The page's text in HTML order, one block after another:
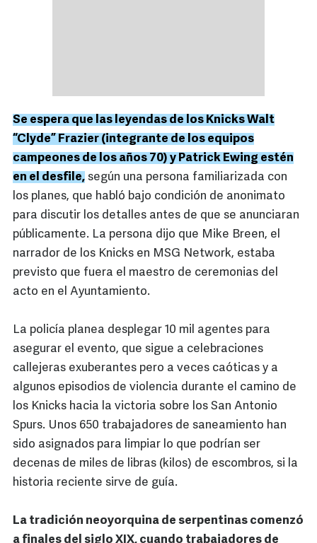
Se espera que las leyendas de los Knicks Walt
“Clyde” Frazier (integrante de los equipos
campeones de los años 70) y Patrick Ewing estén
en el desfile, según una persona familiarizada con
los planes, que habló bajo condición de anonimato
para discutir los detalles antes de que se anunciaran
públicamente. La persona dijo que Mike Breen, el
narrador de los Knicks en MSG Network, estaba
previsto que fuera el maestro de ceremonias del
acto en el Ayuntamiento.
La policía planea desplegar 10 mil agentes para
asegurar el evento, que sigue a celebraciones
callejeras exuberantes pero a veces caóticas y a
algunos episodios de violencia durante el camino de
los Knicks hacia la victoria sobre los San Antonio
Spurs. Unos 650 trabajadores de saneamiento han
sido asignados para limpiar lo que podrían ser
decenas de miles de libras (kilos) de escombros, si la
historia reciente sirve de guía.
La tradición neoyorquina de serpentinas comenzó
a finales del siglo XIX, cuando trabajadores de